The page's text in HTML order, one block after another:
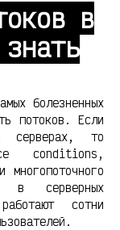
в
болезненных
потоков. Если
серверах, то
conditions,
многопоточного
в серверных
сотни